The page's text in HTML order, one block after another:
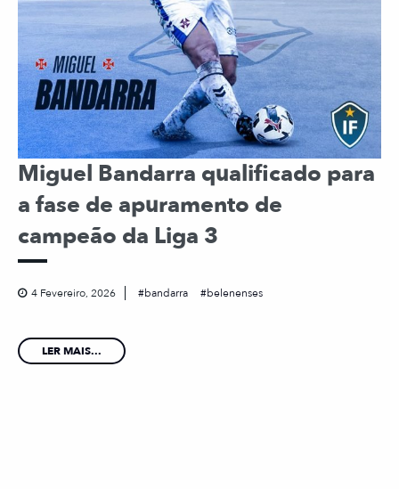
Miguel Bandarra qualificado para
a fase de apuramento de
campeão da Liga 3
4 Fevereiro, 2026 bandarra belenenses
LER MAIS...